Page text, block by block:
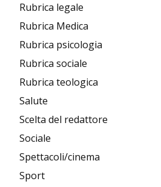
Rubrica legale
Rubrica Medica
Rubrica psicologia
Rubrica sociale
Rubrica teologica
Salute
Scelta del redattore
Sociale
Spettacoli/cinema
Sport